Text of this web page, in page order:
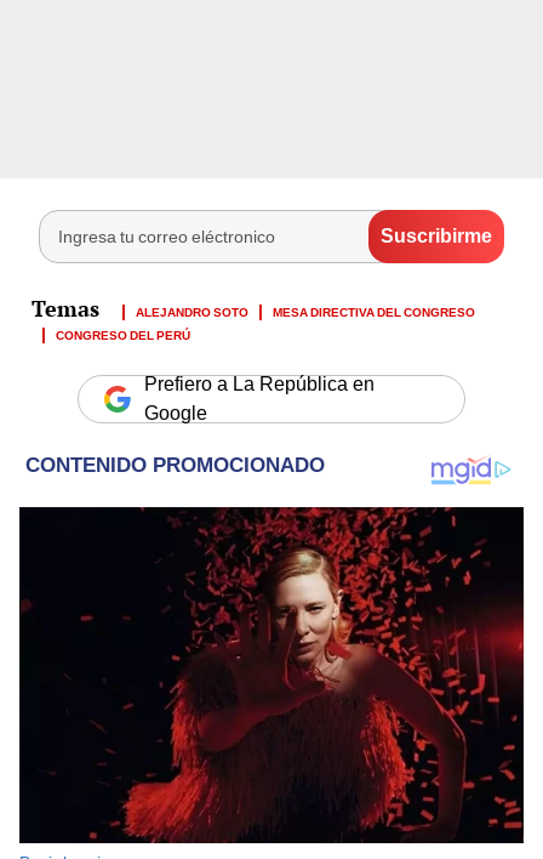
ALEJANDRO SOTO
MESA DIRECTIVA DEL CONGRESO
CONGRESO DEL PERÚ
Prefiero a La República en
Google